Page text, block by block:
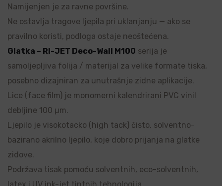
Namijenjen je za ravne površine.
Ne ostavlja tragove ljepila pri uklanjanju — ako se
pravilno koristi, podloga ostaje neoštećena.
Glatka – RI-JET Deco-Wall M100 serija je
samoljepljiva folija / materijal za velike formate tiska,
posebno dizajniran za unutrašnje zidne aplikacije.
Lice (face film) je monomerni kalendrirani PVC vinil
debljine 100 µm.
Ljepilo je visokotacko (high tack) čisto, solventno-
bazirano akrilno ljepilo, koje dobro prijanja na glatke
zidove.
Podržava tisak pomoću solventnih, eco-solventnih,